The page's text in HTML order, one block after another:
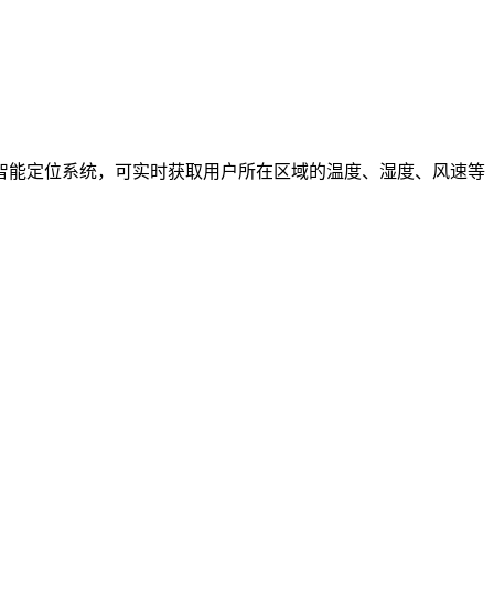
定位系统，可实时获取用户所在区域的温度、湿度、风速等